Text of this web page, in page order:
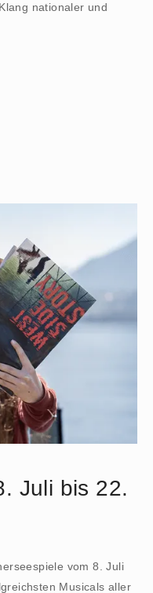
nationaler und
Juli bis 22.
vom 8. Juli
Musicals aller